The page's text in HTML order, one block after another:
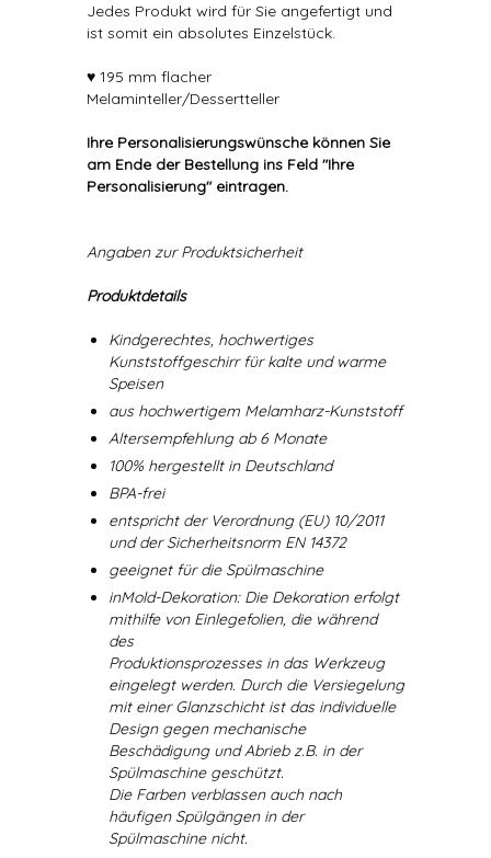
Jedes Produkt wird für Sie angefertigt und
ist somit ein absolutes Einzelstück.
♥ 195 mm flacher
Melaminteller/Dessertteller
Ihre Personalisierungswünsche können Sie
am Ende der Bestellung ins Feld "Ihre
Personalisierung" eintragen.
Angaben zur Produktsicherheit
Produktdetails
Kindgerechtes, hochwertiges
Kunststoffgeschirr für kalte und warme
Speisen
aus hochwertigem Melamharz-Kunststoff
Altersempfehlung ab 6 Monate
100% hergestellt in Deutschland
BPA-frei
entspricht der Verordnung (EU) 10/2011
und der Sicherheitsnorm EN 14372
geeignet für die Spülmaschine
inMold-Dekoration: Die Dekoration erfolgt
mithilfe von Einlegefolien, die während
des
Produktionsprozesses in das Werkzeug
eingelegt werden. Durch die Versiegelung
mit einer Glanzschicht ist das individuelle
Design gegen mechanische
Beschädigung und Abrieb z.B. in der
Spülmaschine geschützt.
Die Farben verblassen auch nach
häufigen Spülgängen in der
Spülmaschine nicht.